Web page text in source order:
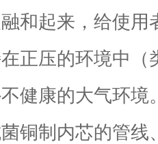
和起来，给使用
正压的环境中（
健康的大气环境
铜制内芯的管线